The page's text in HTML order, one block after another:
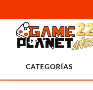
CATEGORÍAS